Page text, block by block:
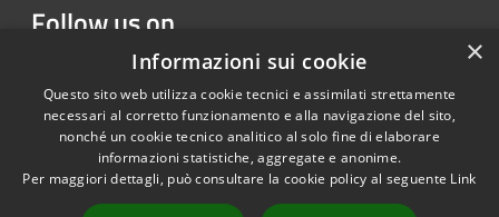
Follow us on
FacebookYoutubeInstagramTelegramWhatsapp
RSS
Accessibility
Copyright © 2026 • Comune
Monte Sant'Angelo • Powered
×
Informazioni sui cookie
Questo sito web utilizza cookie tecnici e assimilati strettamente
necessari al corretto funzionamento e alla navigazione del sito,
nonché un cookie tecnico analitico al solo fine di elaborare
informazioni statistiche, aggregate e anonime.
Per maggiori dettagli, può consultare la cookie policy al seguente Link